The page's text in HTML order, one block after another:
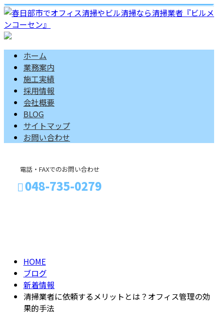
ホーム
業務案内
施工実績
採用情報
会社概要
BLOG
サイトマップ
お問い合わせ
電話・FAXでのお問い合わせ
048-735-0279
HOME
ブログ
新着情報
清掃業者に依頼するメリットとは？オフィス管理の効
果的手法